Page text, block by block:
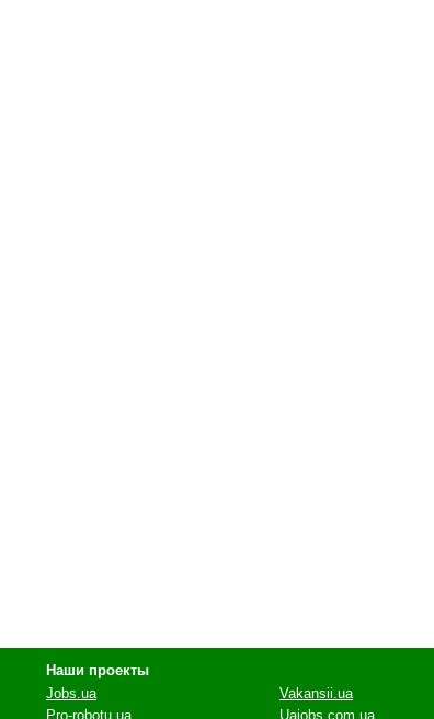
Наши проекты
Jobs.ua
Pro-robotu.ua
Vakansii.ua
Uajobs.com.ua